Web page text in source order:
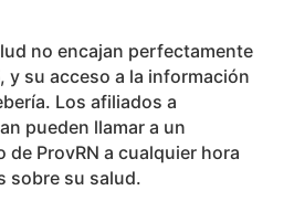
no encajan perfectamente
y su acceso a la información
Los afiliados a
pueden llamar a un
ProvRN a cualquier hora
sobre su salud.